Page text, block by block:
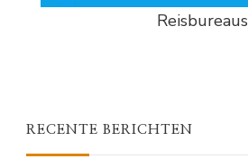
Reisbureaus
RECENTE BERICHTEN